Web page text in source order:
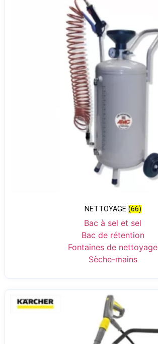
NETTOYAGE (66)
Bac à sel et sel
Bac de rétention
Fontaines de nettoyage
Sèche-mains